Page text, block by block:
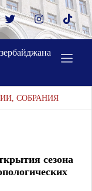
СОБРАНИЯ
сезона